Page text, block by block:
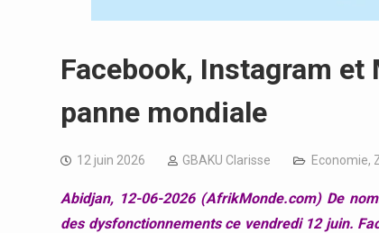
Facebook, Instagram
panne mondiale
12 juin 2026 GBAKU Clarisse Economie,
Abidjan, 12-06-2026 (AfrikMonde.com) De
des dysfonctionnements ce vendredi 12 juin.